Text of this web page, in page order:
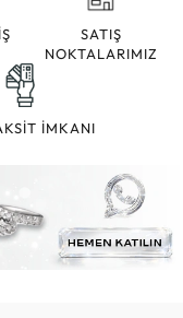
SATIŞ
NOKTALARIMIZ
İMKANI